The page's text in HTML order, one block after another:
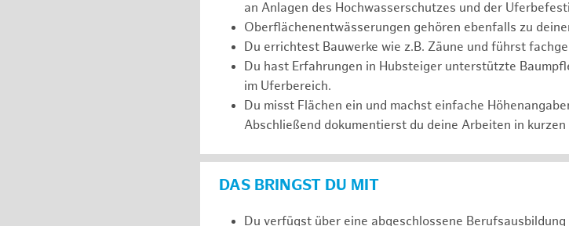
an Anlagen des Hochwasserschutzes und der
Oberflächenentwässerungen gehören ebenfalls zu
Du errichtest Bauwerke wie z.B. Zäune und führst
Du hast Erfahrungen in Hubsteiger unterstützte
im Uferbereich.
Du misst Flächen ein und machst einfache
Abschließend dokumentierst du deine Arbeiten in
DAS BRINGST DU MIT
Du verfügst über eine abgeschlossene